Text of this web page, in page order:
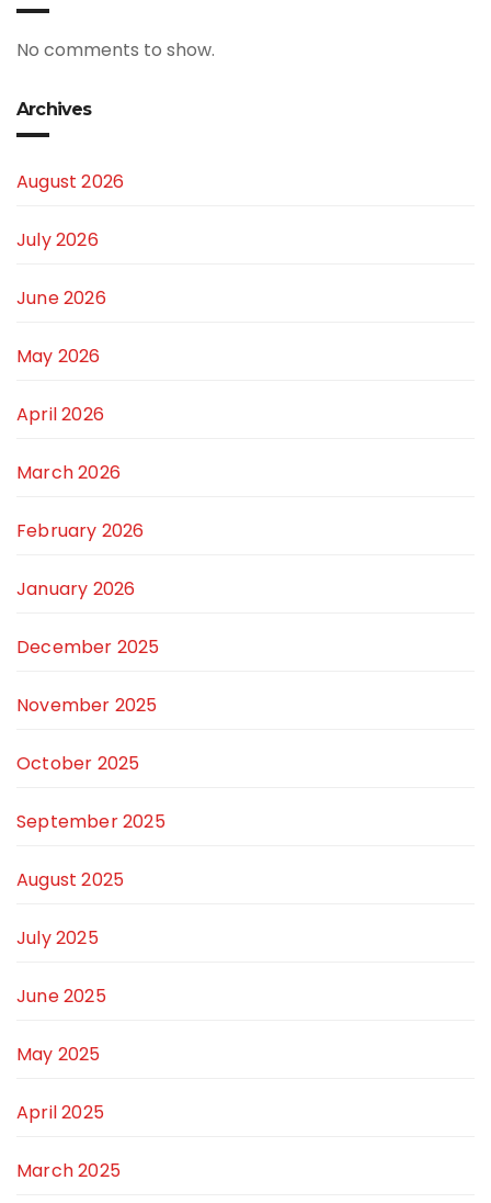
No comments to show.
Archives
August 2026
July 2026
June 2026
May 2026
April 2026
March 2026
February 2026
January 2026
December 2025
November 2025
October 2025
September 2025
August 2025
July 2025
June 2025
May 2025
April 2025
March 2025